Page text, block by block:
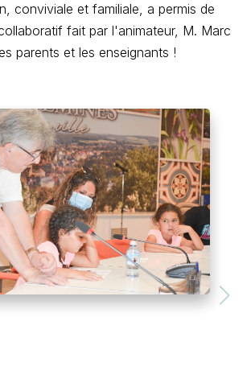
conviviale et familiale, a permis de
fait par l'animateur, M. Marc
parents et les enseignants !